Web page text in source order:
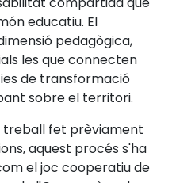
educatiu. El
pedagògica,
les que connecten
de transformació
sobre el territori.
treball fet prèviament
aquest procés s'ha
el joc cooperatiu de